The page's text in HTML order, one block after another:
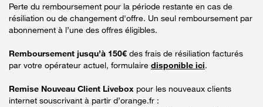
Perte du remboursement pour la période restante en cas de
résiliation ou de changement d'offre. Un seul remboursement par
abonnement à l’une des offres éligibles.
Remboursement jusqu’à 150€ des frais de résiliation facturés
par votre opérateur actuel, formulaire disponible ici.
Remise Nouveau Client Livebox pour les nouveaux clients
internet souscrivant à partir d’orange.fr :